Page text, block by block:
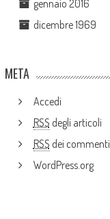
gennaio 2016
dicembre 1969
META
Accedi
RSS degli articoli
RSS dei commenti
WordPress.org